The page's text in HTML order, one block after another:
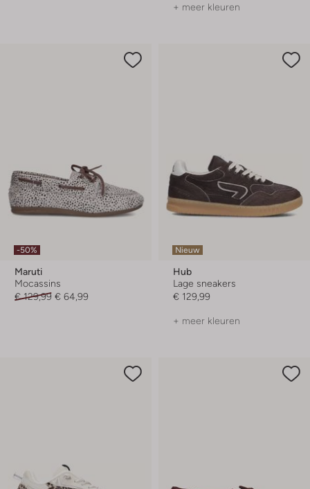
+ meer kleuren
-50%
Maruti
Mocassins
€ 129,99 € 64,99
Nieuw
Hub
Lage sneakers
€ 129,99
+ meer kleuren